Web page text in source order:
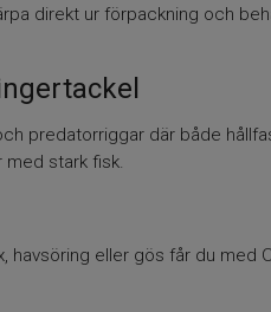
direkt ur förpackning och
predatorriggar där både
stark fisk.
havsöring eller gös får du med